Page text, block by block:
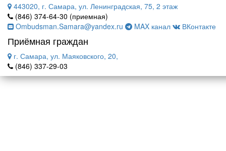
443020, г. Самара, ул. Ленинградская, 75, 2 этаж
(846) 374-64-30 (приемная)
Ombudsman.Samara@yandex.ru
MAX канал ВКонтакте
Приёмная граждан
г. Самара, ул. Маяковского, 20,
(846) 337-29-03